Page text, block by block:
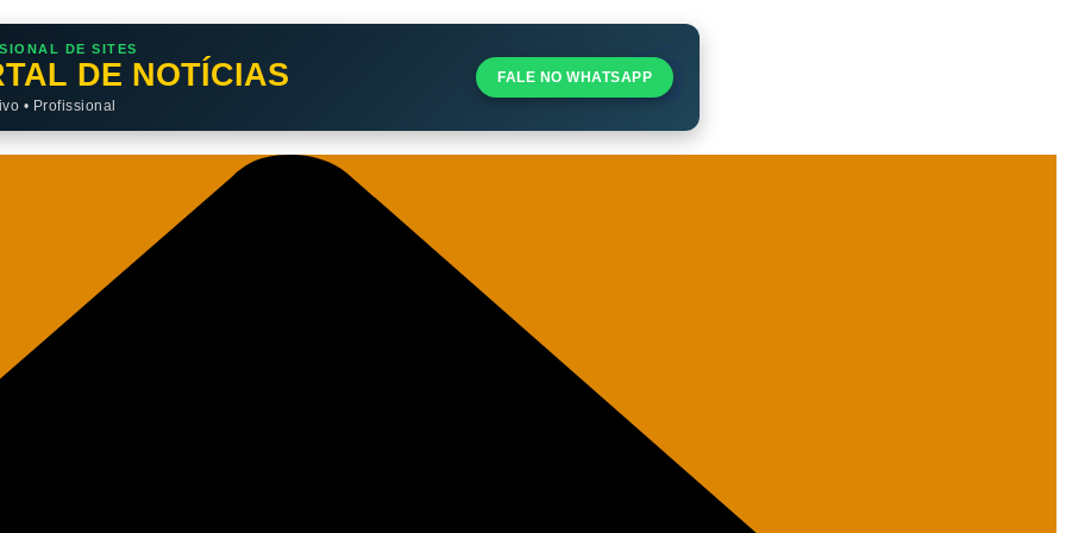
DE SITES
DE NOTÍCIAS
• Profissional
FALE NO WHATSAPP